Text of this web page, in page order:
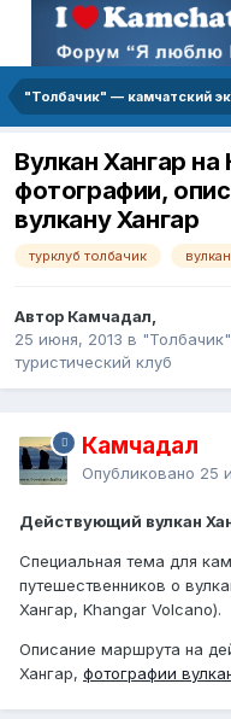
Вулкан Хангар
фотографии,
вулкану Хангар
турклуб толбачик
Автор Камчадал,
25 июня, 2013 в
туристический клуб
Камчадал
Опубликовано 25
Действующий вулкан
Специальная тема для
путешественников о
Хангар, Khangar Volcano).
Описание маршрута на
Хангар, фотографии